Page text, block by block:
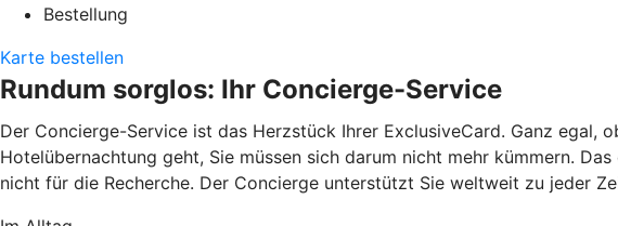
Bestellung
Karte bestellen
Rundum sorglos: Ihr Concierge-Service
Der Concierge-Service ist das Herzstück Ihrer ExclusiveCard. Ganz egal,
Hotelübernachtung geht, Sie müssen sich darum nicht mehr kümmern.
nicht für die Recherche. Der Concierge unterstützt Sie weltweit zu jeder